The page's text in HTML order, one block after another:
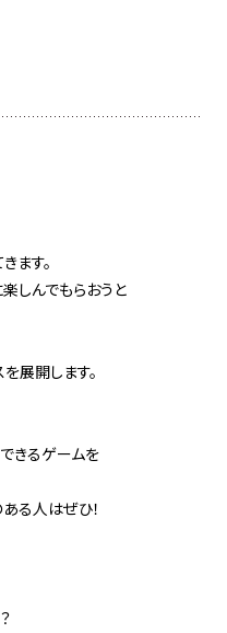
ます。
しんでもらおうと
展開します。
きるゲームを
る人はぜひ！